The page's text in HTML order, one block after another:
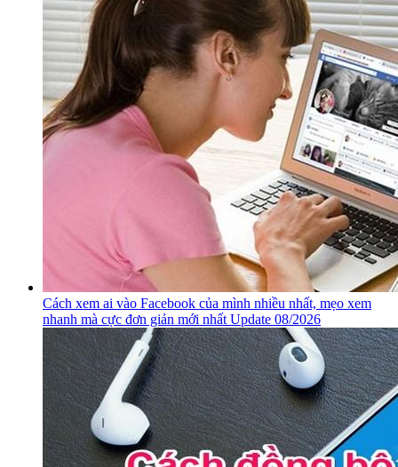
Cách xem ai vào Facebook của mình nhiều nhất, mẹo xem
nhanh mà cực đơn giản mới nhất Update 08/2026